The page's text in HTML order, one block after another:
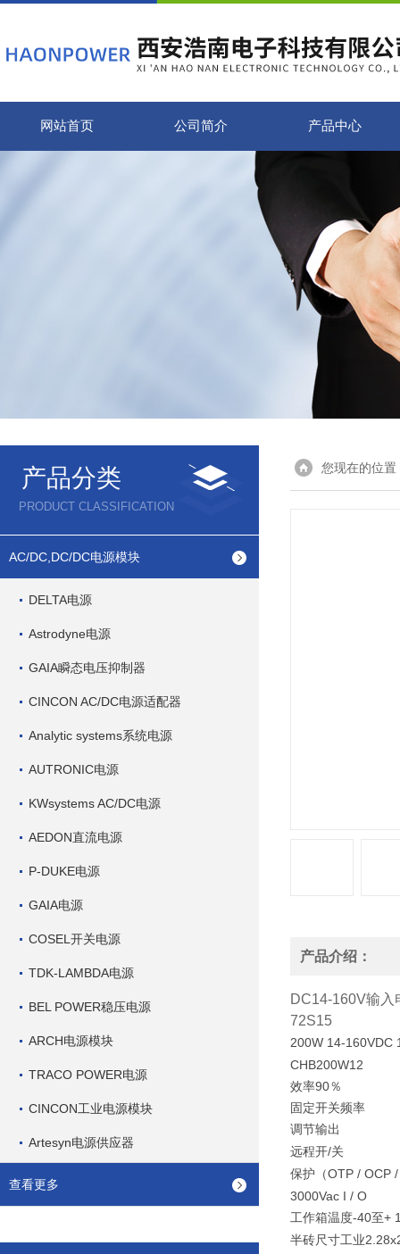
网站首页 公司简介 产品中心
产品分类
PRODUCT CLASSIFICATION
AC/DC,DC/DC电源模块
DELTA电源
Astrodyne电源
GAIA瞬态电压抑制器
CINCON AC/DC电源适配器
Analytic systems系统电源
AUTRONIC电源
KWsystems AC/DC电源
AEDON直流电源
P-DUKE电源
GAIA电源
COSEL开关电源
TDK-LAMBDA电源
BEL POWER稳压电源
ARCH电源模块
TRACO POWER电源
CINCON工业电源模块
Artesyn电源供应器
查看更多
您现在的位置
产品介绍：
DC14-160V输入
72S15
200W 14-160VDC
CHB200W12
效率90％
固定开关频率
调节输出
远程开/关
保护（OTP / OCP
3000Vac I / O
工作箱温度-40至+
半砖尺寸工业